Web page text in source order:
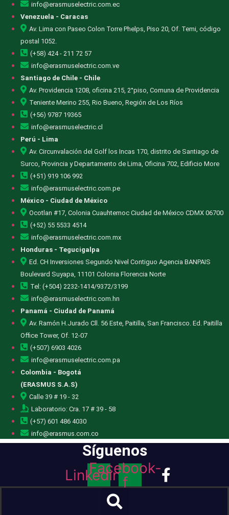
info@erasmuselectric.com.ec
Venezuela - Caracas
Av. Lima con Paseo Colon Torre Phelps, Piso 20, Of. Temi, código
postal 1052.
(+58) 424 - 211 72 57
info@erasmuselectric.com.ve
Santiago de Chile - Chile
Av. Providencia 1208, oficina 215, 2°piso, Comuna de Providencia
Teniente Merino 255, Rio Bueno, Región de Los Ríos
(+56) 9787 19365
info@erasmuselectric.cl
Perú - Lima
Av. Circunvalación del Golf los Incas 170, distrito de Santiago de
Surco, Provincia y Departamento de Lima, Oficina 702, Edificio More
(+51) 919 106 992
info@erasmuselectric.com.pe
México - Ciudad de México
Ocotlan #17, Colonia Cuauhtemoc Ciudad de México CDMX 06700
(+52) 55 5533 4514
info@erasmuselectric.com.mx
Honduras - Tegucigalpa
Ed. CH Inversiones Segundo Nivel Contiguo Agencia BANPAIS
Boulevard Suyapa, 11101 Colonia Florencia Norte
Tel: (+504) 2232-1414/9372/3199
info@erasmuselectric.com.hn
Panamá - Ciudad de Panamá
Av. Ramón H.Jurado Cll. 56 Este, Paitilla, San Francisco. Ed. Paitilla
Office Tower, Of. 12-07
(+507) 6903 4026
info@erasmuselectric.com.pa
Colombia - Bogotá
(ERASMUS S.A.S)
Calle 39 # 19 - 32
Laboratorio: Cra. 17 # 39 - 58
(+57) 601 486 4030
info@erasmus.com.co
Síguenos
Linkedin
Facebook-
f